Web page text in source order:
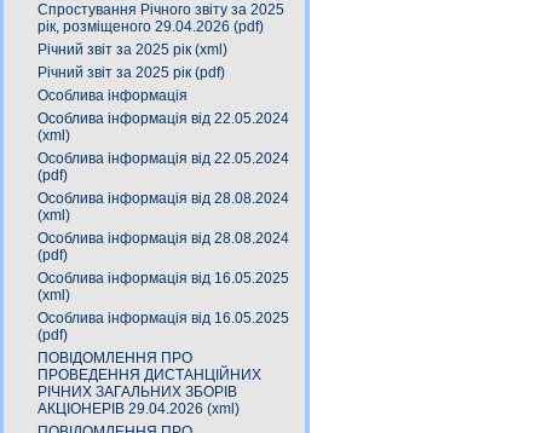
Спростування Річного звіту за 2025
рік, розміщеного 29.04.2026 (pdf)
Річний звіт за 2025 рік (xml)
Річний звіт за 2025 рік (pdf)
Особлива інформація
Особлива інформація від 22.05.2024
(xml)
Особлива інформація від 22.05.2024
(pdf)
Особлива інформація від 28.08.2024
(xml)
Особлива інформація від 28.08.2024
(pdf)
Особлива інформація від 16.05.2025
(xml)
Особлива інформація від 16.05.2025
(pdf)
ПОВІДОМЛЕННЯ ПРО
ПРОВЕДЕННЯ ДИСТАНЦІЙНИХ
РІЧНИХ ЗАГАЛЬНИХ ЗБОРІВ
АКЦІОНЕРІВ 29.04.2026 (xml)